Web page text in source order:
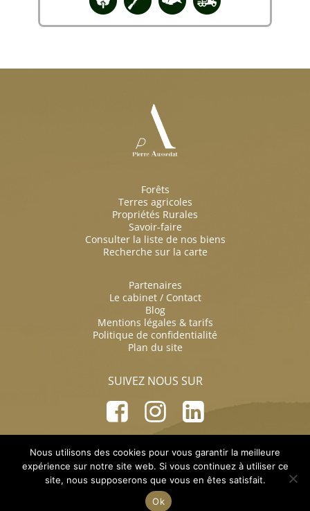
Forêts
Terres agricoles
Propriétés Rurales
Savoir-faire
Consulter la liste de nos biens
Recherche sur la carte
Partenaires
Le cabinet / Contact
Blog
Mentions légales & tarifs
Politique de confidentialité
Plan du site
SUIVEZ NOUS SUR
FacebookInstagramLinkedIn
cabinet@pierreaussedat.com
01 73 63 00 48
©2026 - Pierre Aussedat. Tous droits réservés
Nous utilisons des cookies pour vous garantir la meilleure
expérience sur notre site web. Si vous continuez à utiliser ce
site, nous supposerons que vous en êtes satisfait.
Ok